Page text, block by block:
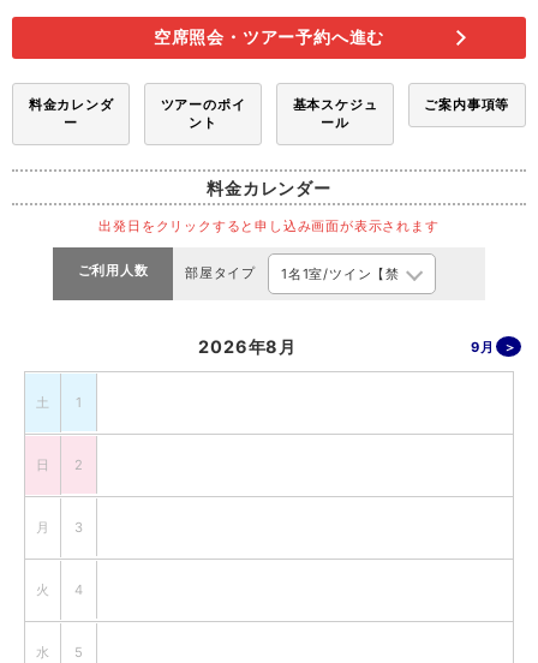
空席照会・ツアー予約へ進む
料金カレンダ
ー
ツアーのポイ
ント
基本スケジュ
ール
ご案内事項等
料金カレンダー
出発日をクリックすると申し込み画面が表示されます
ご利用人数 部屋タイプ
2026年8月 9月
土 1
日 2
月 3
火 4
水 5